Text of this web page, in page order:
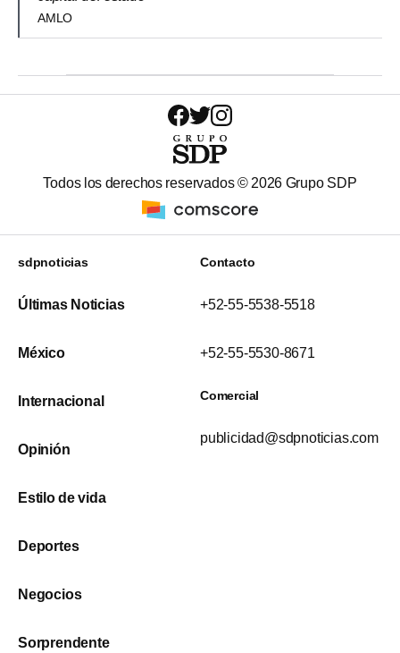
AMLO
Todos los derechos reservados © 2026 Grupo SDP
sdpnoticias
Últimas Noticias
México
Internacional
Opinión
Estilo de vida
Deportes
Negocios
Sorprendente
Contacto
+52-55-5538-5518
+52-55-5530-8671
Comercial
publicidad@sdpnoticias.com